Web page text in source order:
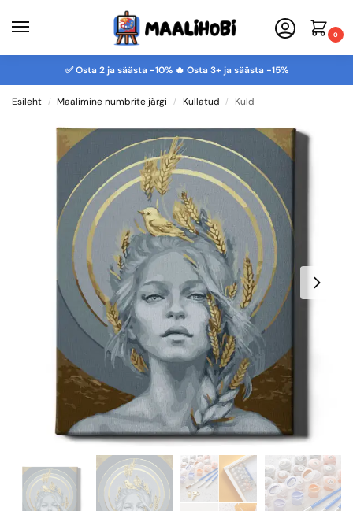
0
✅ Osta 2 ja säästa -10% 🔥 Osta 3+ ja säästa -15%
Esileht / Maalimine numbrite järgi / Kullatud / Kuld